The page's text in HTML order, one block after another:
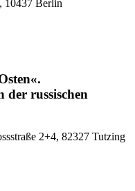
10437 Berlin
der russischen
2+4, 82327 Tutzing